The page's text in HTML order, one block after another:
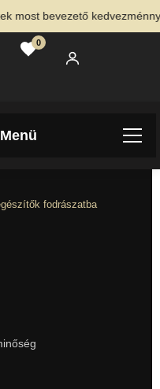
bevezető
0
Menü
fodrászatba